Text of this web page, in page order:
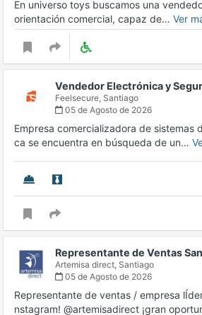
En universo toys buscamos una
orientación comercial, capaz de… Ver
Vendedor Electrónica y
Feelsecure, Santiago
05 de Agosto de 2026
Empresa comercializadora de sistemas
ca se encuentra en búsqueda de un…
Representante de Ventas
Artemisa direct, Santiago
05 de Agosto de 2026
Representante de ventas / empresa
nstagram! @artemisadirect ¡gran